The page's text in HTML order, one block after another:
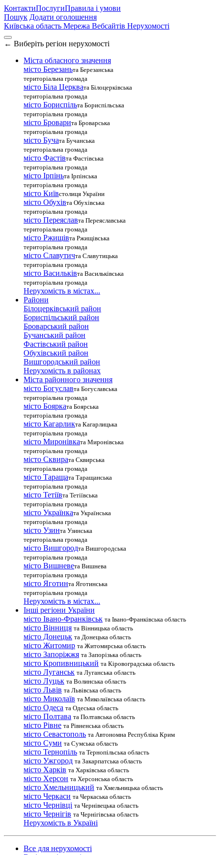
КонтактиПослугиПравила і умови
Пошук Додати оголошення
Київська область Мережа Вебсайтів Нерухомості
← Виберіть регіон нерухомості
Міста обласного значення
місто Березаньта Березанська
територіальна громада
місто Біла Церквата Білоцерківська
територіальна громада
місто Бориспільта Бориспільська
територіальна громада
місто Броварита Броварська
територіальна громада
місто Бучата Бучанська
територіальна громада
місто Фастівта Фастівська
територіальна громада
місто Ірпіньта Ірпінська
територіальна громада
місто Київстолиця України
місто Обухівта Обухівська
територіальна громада
місто Переяславта Переяславська
територіальна громада
місто Ржищівта Ржищівська
територіальна громада
місто Славутичта Славутицька
територіальна громада
місто Василькiвта Васильківська
територіальна громада
Нерухомість в містах...
Райони
Білоцерківський район
Бориспільський район
Броварський район
Бучанський район
Фастівський район
Обухівський район
Вишгородський район
Нерухомість в районах
Міста районного значення
місто Богуславта Богуславська
територіальна громада
місто Боярката Боярська
територіальна громада
місто Кагарликта Кагарлицька
територіальна громада
місто Миронівката Миронівська
територіальна громада
місто Сквирата Сквирська
територіальна громада
місто Таращата Таращанська
територіальна громада
місто Тетіївта Тетіївська
територіальна громада
місто Українката Українська
територіальна громада
місто Узинта Узинська
територіальна громада
місто Вишгородта Вишгородська
територіальна громада
місто Вишневета Вишнева
територіальна громада
місто Яготинта Яготинська
територіальна громада
Нерухомість в містах...
Інші регіони України
місто Івано-Франківськ та Івано-Франківська область
місто Вінниця та Вінницька область
місто Донецьк та Донецька область
місто Житомир та Житомирська область
місто Запоріжжя та Запорізька область
місто Кропивницький та Кіровоградська область
місто Луганськ та Луганська область
місто Луцьк та Волинська область
місто Львів та Львівська область
місто Миколаїв та Миколаївська область
місто Одеса та Одеська область
місто Полтава та Полтавська область
місто Рівне та Рівненська область
місто Севастополь та Автономна Республіка Крим
місто Суми та Сумська область
місто Тернопіль та Тернопільська область
місто Ужгород та Закарпатська область
місто Харків та Харківська область
місто Херсон та Херсонська область
місто Хмельницький та Хмельницька область
місто Черкаси та Черкаська область
місто Чернівці та Чернівецька область
місто Чернігів та Чернігівська область
Нерухомість в Україні
Все для нерухомості